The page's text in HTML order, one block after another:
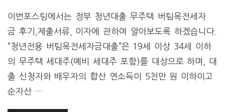
이번포스팅에서는 정부 청년대출 무주택 버팀목전세자
금 후기,제출서류, 이자에 관하여 알아보도록 하겠습니다.
“청년전용 버팀목전세자금대출”은 19세 이상 34세 이하
의 무주택 세대주(예비 세대주 포함)를 대상으로 하며, 대
출 신청자와 배우자의 합산 연소득이 5천만 원 이하이고
순자산 …